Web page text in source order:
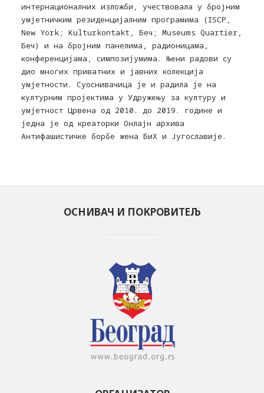
интернационалних изложби, учествовала у бројним
умјетничким резиденцијалним програмима (ISCP,
New York; Kulturkontakt, Беч; Museums Quartier,
Беч) и на бројним панелима, радионицама,
конференцијама, симпозијумима. Њени радови су
дио многих приватних и јавних колекција
умјетности. Суоснивачица је и радила је на
културним пројектима у Удружењу за културу и
умјетност Црвена од 2010. до 2019. године и
једна је од креаторки Онлајн архива
Антифашистичке борбе жена БиХ и Југославије.
ОСНИВАЧ И ПОКРОВИТЕЉ